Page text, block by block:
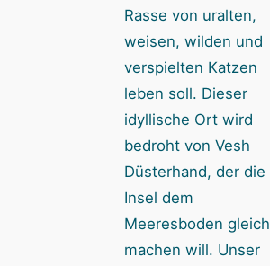
Rasse von uralten,
weisen, wilden und
verspielten Katzen
leben soll. Dieser
idyllische Ort wird
bedroht von Vesh
Düsterhand, der die
Insel dem
Meeresboden gleich
machen will. Unser